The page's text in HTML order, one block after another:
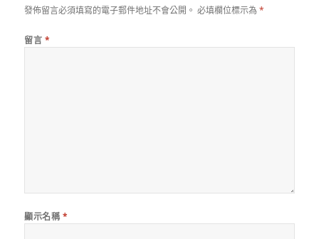
發佈留言必須填寫的電子郵件地址不會公開。 必填欄位標示為*
留言 *
顯示名稱 *